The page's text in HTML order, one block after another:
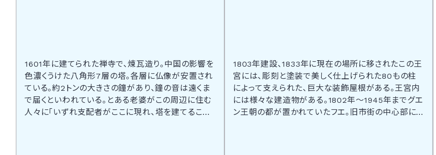
1601年に建てられた禅寺で、煉瓦造り。中国の影響を
色濃くうけた八角形7層の塔。各層に仏像が安置され
ている。約2トンの大きさの鐘があり、鐘の音は遠くま
で届くといわれている。とある老婆がこの周辺に住む
人々に「いずれ支配者がここに現れ、塔を建てること
1803年建設、1833年に現在の場所に移されたこの王
宮には、彫刻と塗装で美しく仕上げられた80もの柱
によって支えられた、巨大な装飾屋根がある。王宮内
には様々な建造物がある。1802年～1945年までグエ
ン王朝の都が置かれていたフエ。旧市街の中心部に、